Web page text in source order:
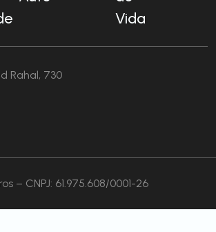
Vida
Rahal, 730
– CNPJ: 61.975.608/0001-26